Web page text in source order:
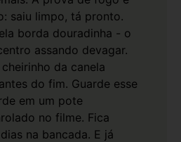
saiu limpo, tá pronto.
borda douradinha - o
assando devagar.
da canela
do fim. Guarde esse
em um pote
no filme. Fica
na bancada. E já